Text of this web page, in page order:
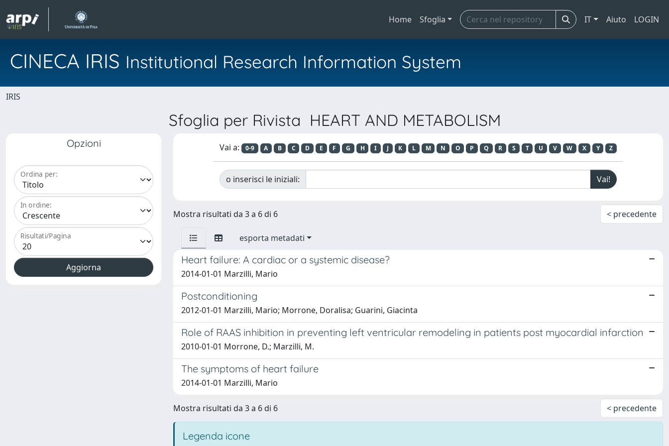
Home Sfoglia IT Aiuto LOGIN
CINECA IRIS Institutional Research Information System
IRIS
Sfoglia per Rivista HEART AND METABOLISM
Opzioni
Ordina per:
In ordine:
Risultati/Pagina
Vai a: 0-9 A B C D E F G H I J K L M N O P Q R S T U V W X Y Z
o inserisci le iniziali:
Mostra risultati da 3 a 6 di 6 < precedente
esporta metadati
Heart failure: A cardiac or a systemic disease?
2014-01-01 Marzilli, Mario
Postconditioning
2012-01-01 Marzilli, Mario; Morrone, Doralisa; Guarini, Giacinta
Role of RAAS inhibition in preventing left ventricular remodeling in patients post myocardial infarction
2010-01-01 Morrone, D.; Marzilli, M.
The symptoms of heart failure
2014-01-01 Marzilli, Mario
Mostra risultati da 3 a 6 di 6 < precedente
Legenda icone